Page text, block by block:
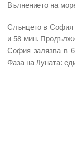
Вълнението на
Слънцето в София
и 58 мин.
София залязва в
Фаза на Луната: